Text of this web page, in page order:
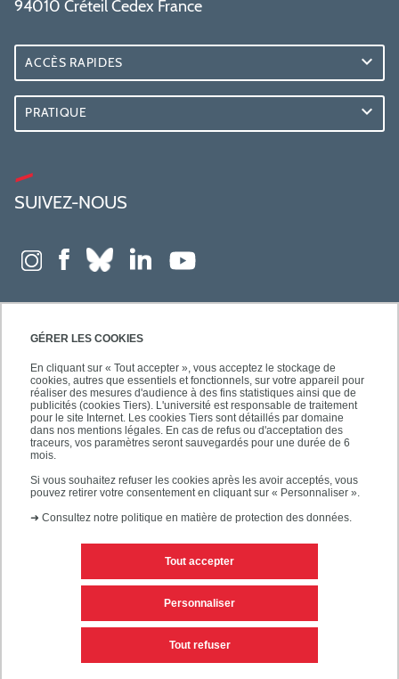
GÉRER LES COOKIES
En cliquant sur « Tout accepter », vous acceptez le stockage de
cookies, autres que essentiels et fonctionnels, sur votre appareil pour
réaliser des mesures d'audience à des fins statistiques ainsi que de
publicités (cookies Tiers). L'université est responsable de traitement
pour le site Internet. Les cookies Tiers sont détaillés par domaine
dans nos mentions légales. En cas de refus ou d'acceptation des
traceurs, vos paramètres seront sauvegardés pour une durée de 6
mois.
Si vous souhaitez refuser les cookies après les avoir acceptés, vous
pouvez retirer votre consentement en cliquant sur « Personnaliser ».
➜ Consultez notre politique en matière de protection des données.
Tout accepter
Tout refuser
Personnaliser
94010 Créteil Cedex France
ACCÈS RAPIDES
PRATIQUE
SUIVEZ-NOUS
Mentions légales
Personnaliser les cookies Plan du site